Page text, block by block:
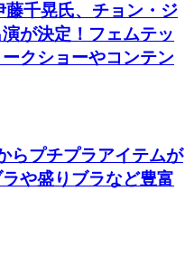
藤千晃氏、チョン・ジ
が決定！フェムテッ
クショーやコンテン
らプチプラアイテムが
や盛りブラなど豊富